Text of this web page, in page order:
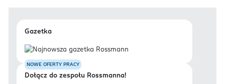
Gazetka
NOWE OFERTY PRACY
Dołącz do zespołu Rossmanna!